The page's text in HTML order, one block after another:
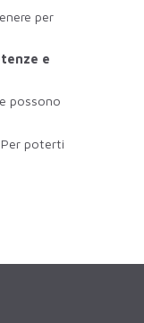
per
e
possono
poterti